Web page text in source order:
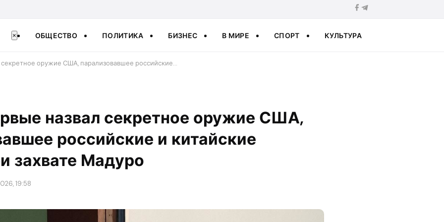
× ОБЩЕСТВО ПОЛИТИКА БИЗНЕС В МИРЕ СПОРТ КУЛЬТУРА
оружие США, парализовавшее российские…
назвал секретное оружие США,
российские и китайские
захвате Мадуро
19:58